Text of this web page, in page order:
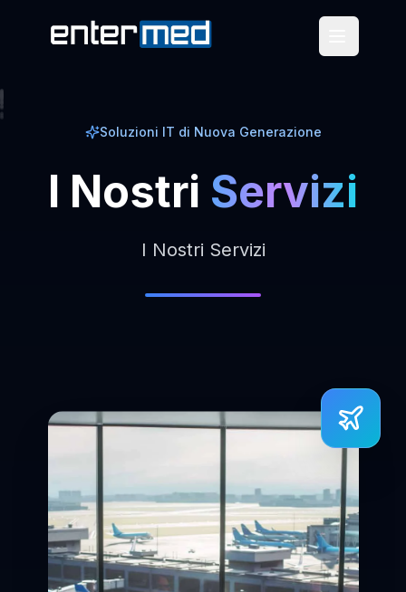
Soluzioni IT di Nuova Generazione
I Nostri Servizi
I Nostri Servizi